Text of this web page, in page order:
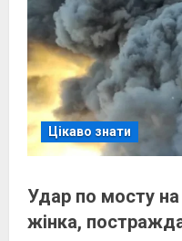
Цікаво знати
Удар по мосту
жінка,